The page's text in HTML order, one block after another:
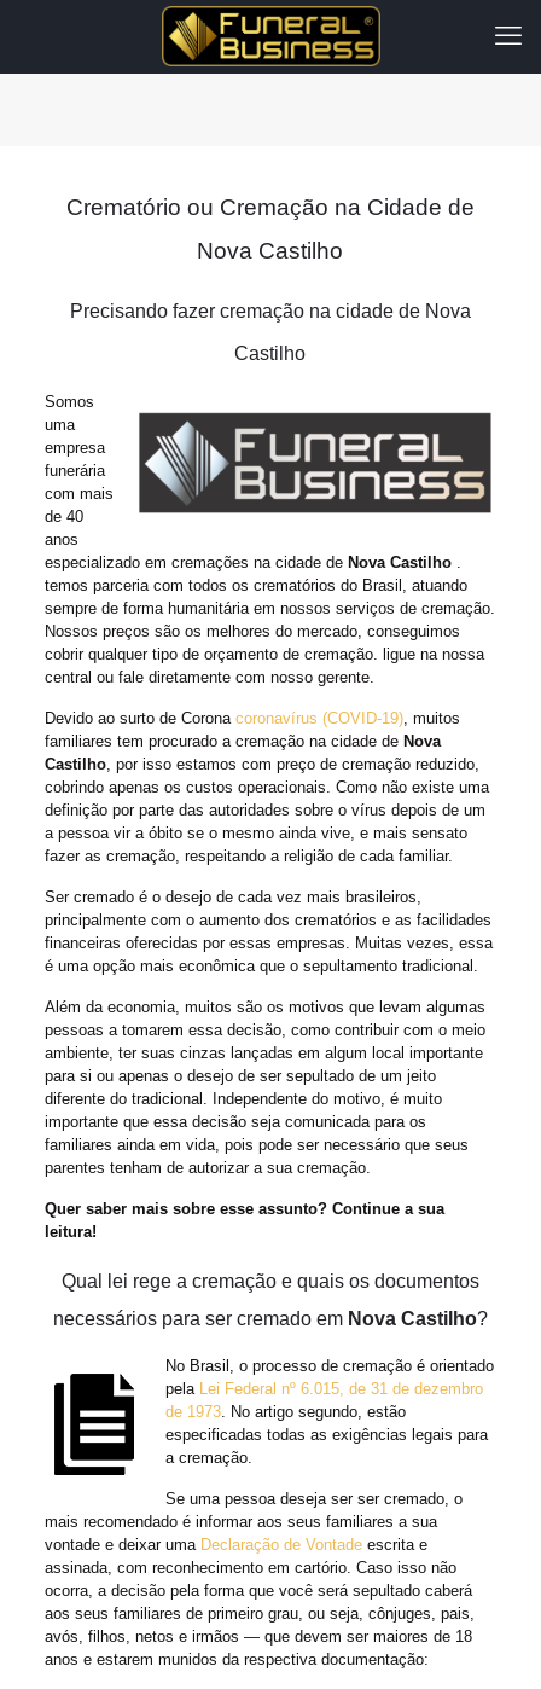
Crematório ou Cremação na Cidade de
Nova Castilho
Precisando fazer cremação na cidade de Nova
Castilho
Somos
uma
empresa
funerária
com mais
de 40
anos
especializado em cremações na cidade de Nova Castilho.
temos parceria com todos os crematórios do Brasil, atuando
sempre de forma humanitária em nossos serviços de cremação.
Nossos preços são os melhores do mercado, conseguimos
cobrir qualquer tipo de orçamento de cremação. ligue na nossa
central ou fale diretamente com nosso gerente.
Devido ao surto de Corona coronavírus (COVID-19), muitos
familiares tem procurado a cremação na cidade de Nova
Castilho, por isso estamos com preço de cremação reduzido,
cobrindo apenas os custos operacionais. Como não existe uma
definição por parte das autoridades sobre o vírus depois de um
a pessoa vir a óbito se o mesmo ainda vive, e mais sensato
fazer as cremação, respeitando a religião de cada familiar.
Ser cremado é o desejo de cada vez mais brasileiros,
principalmente com o aumento dos crematórios e as facilidades
financeiras oferecidas por essas empresas. Muitas vezes, essa
é uma opção mais econômica que o sepultamento tradicional.
Além da economia, muitos são os motivos que levam algumas
pessoas a tomarem essa decisão, como contribuir com o meio
ambiente, ter suas cinzas lançadas em algum local importante
para si ou apenas o desejo de ser sepultado de um jeito
diferente do tradicional. Independente do motivo, é muito
importante que essa decisão seja comunicada para os
familiares ainda em vida, pois pode ser necessário que seus
parentes tenham de autorizar a sua cremação.
Quer saber mais sobre esse assunto? Continue a sua
leitura!
Qual lei rege a cremação e quais os documentos
necessários para ser cremado em Nova Castilho?
No Brasil, o processo de cremação é orientado
pela Lei Federal nº 6.015, de 31 de dezembro
de 1973. No artigo segundo, estão
especificadas todas as exigências legais para
a cremação.
Se uma pessoa deseja ser ser cremado, o
mais recomendado é informar aos seus familiares a sua
vontade e deixar uma Declaração de Vontadeescrita e
assinada, com reconhecimento em cartório. Caso isso não
ocorra, a decisão pela forma que você será sepultado caberá
aos seus familiares de primeiro grau, ou seja, cônjuges, pais,
avós, filhos, netos e irmãos — que devem ser maiores de 18
anos e estarem munidos da respectiva documentação: